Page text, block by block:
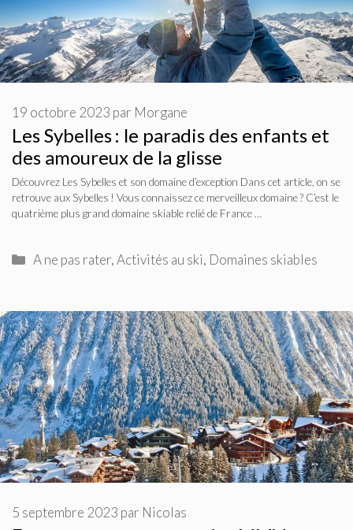
Les Sybelles : le paradis des enfants et
des amoureux de la glisse
19 octobre 2023 par Morgane
Découvrez Les Sybelles et son domaine d’exception Dans cet article, on se
retrouve aux Sybelles ! Vous connaissez ce merveilleux domaine ? C’est le
quatrième plus grand domaine skiable relié de France …
Catégories
A ne pas rater,Activités au ski, Domaines skiables
5 septembre 2023 par Nicolas